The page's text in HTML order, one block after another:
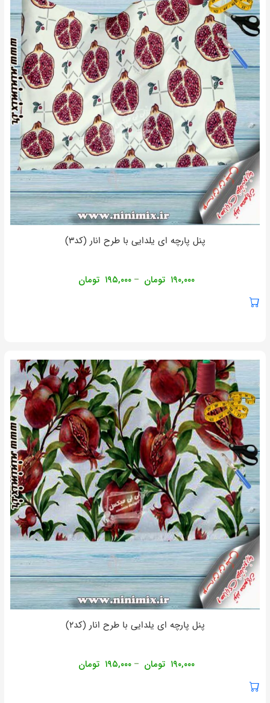
پنل پارچه ای یلدایی با طرح انار (کد۳)
۱۹۰,۰۰۰ تومان – ۱۹۵,۰۰۰ تومان
پنل پارچه ای یلدایی با طرح انار (کد۲)
۱۹۰,۰۰۰ تومان – ۱۹۵,۰۰۰ تومان